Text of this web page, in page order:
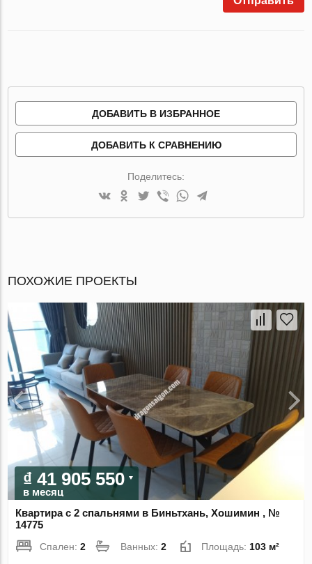
ДОБАВИТЬ В ИЗБРАННОЕ
ДОБАВИТЬ К СРАВНЕНИЮ
Поделитесь:
ПОХОЖИЕ ПРОЕКТЫ
₫ 41 905 550
в месяц
Квартира с 2 спальнями в Биньтхань, Хошимин , №
14775
Спален:2 Ванных:2 Площадь:103 м²